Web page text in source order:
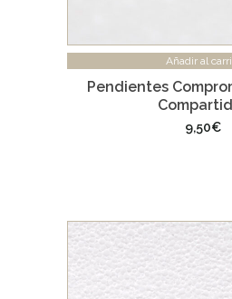
Añadir al
Pendientes
9,50€